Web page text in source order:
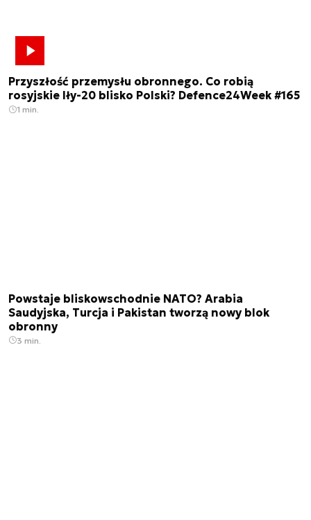
Przyszłość przemysłu obronnego. Co robią
rosyjskie Iły-20 blisko Polski? Defence24Week #165
1 min.
Powstaje bliskowschodnie NATO? Arabia
Saudyjska, Turcja i Pakistan tworzą nowy blok
obronny
3 min.